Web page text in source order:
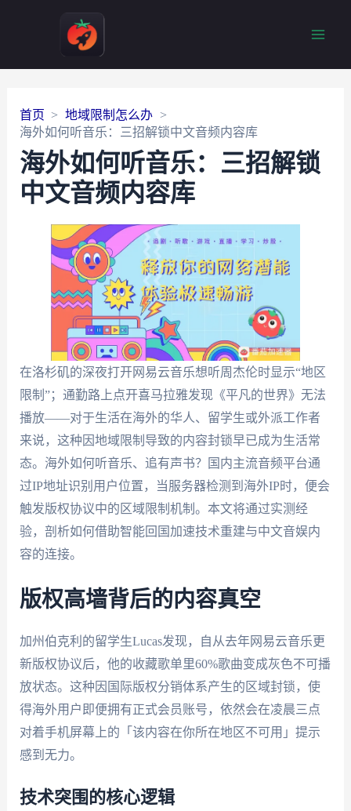
首页
地域限制怎么办
海外如何听音乐：三招解锁中文音频内容库
海外如何听音乐：三招解锁
中文音频内容库
在洛杉矶的深夜打开网易云音乐想听周杰伦时显示“地区
限制”；通勤路上点开喜马拉雅发现《平凡的世界》无法
播放——对于生活在海外的华人、留学生或外派工作者
来说，这种因地域限制导致的内容封锁早已成为生活常
态。海外如何听音乐、追有声书？国内主流音频平台通
过IP地址识别用户位置，当服务器检测到海外IP时，便会
触发版权协议中的区域限制机制。本文将通过实测经
验，剖析如何借助智能回国加速技术重建与中文音娱内
容的连接。
版权高墙背后的内容真空
加州伯克利的留学生Lucas发现，自从去年网易云音乐更
新版权协议后，他的收藏歌单里60%歌曲变成灰色不可播
放状态。这种因国际版权分销体系产生的区域封锁，使
得海外用户即便拥有正式会员账号，依然会在凌晨三点
对着手机屏幕上的「该内容在你所在地区不可用」提示
感到无力。
技术突围的核心逻辑